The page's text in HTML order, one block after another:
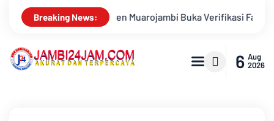
Breaking News:
Verifikasi Faktual Calon Pimpinan Baznas Tahun 2026-2031
6 Aug
2026